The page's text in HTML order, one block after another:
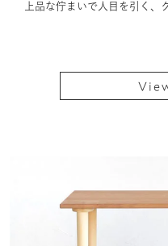
上品な佇まいで人目を引く、